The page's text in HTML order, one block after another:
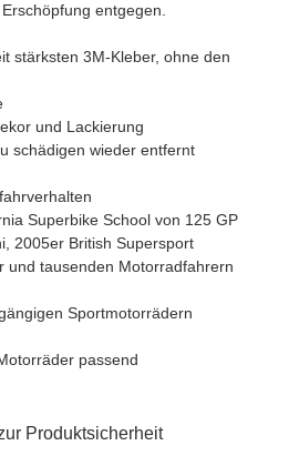
entgegen.
stärksten 3M-Kleber, ohne den
und Lackierung
schädigen wieder entfernt
Superbike School von 125 GP
2005er British Supersport
und tausenden Motorradfahrern
Sportmotorrädern
passend
Produktsicherheit